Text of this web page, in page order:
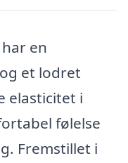
en
et lodret
elasticitet i
følelse
Fremstillet i